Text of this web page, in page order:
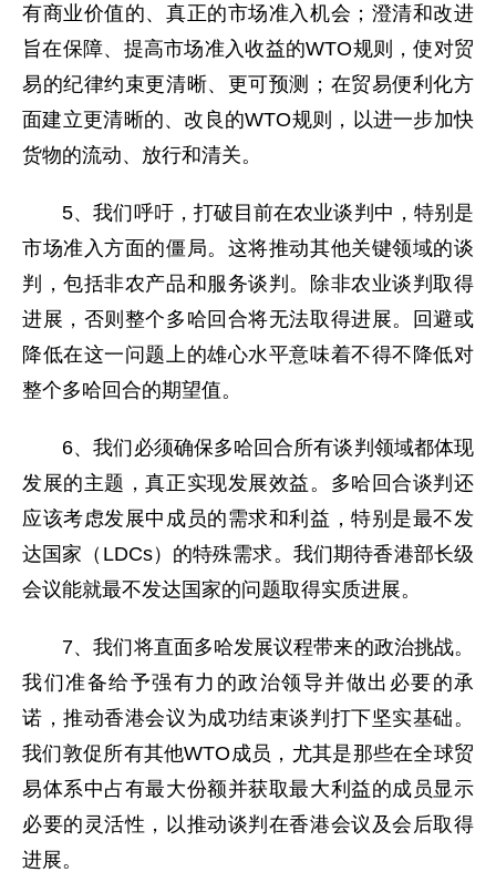
有商业价值的、真正的市场准入机会；澄清和改进
旨在保障、提高市场准入收益的WTO规则，使对贸
易的纪律约束更清晰、更可预测；在贸易便利化方
面建立更清晰的、改良的WTO规则，以进一步加快
货物的流动、放行和清关。
5、我们呼吁，打破目前在农业谈判中，特别是
市场准入方面的僵局。这将推动其他关键领域的谈
判，包括非农产品和服务谈判。除非农业谈判取得
进展，否则整个多哈回合将无法取得进展。回避或
降低在这一问题上的雄心水平意味着不得不降低对
整个多哈回合的期望值。
6、我们必须确保多哈回合所有谈判领域都体现
发展的主题，真正实现发展效益。多哈回合谈判还
应该考虑发展中成员的需求和利益，特别是最不发
达国家（LDCs）的特殊需求。我们期待香港部长级
会议能就最不发达国家的问题取得实质进展。
7、我们将直面多哈发展议程带来的政治挑战。
我们准备给予强有力的政治领导并做出必要的承
诺，推动香港会议为成功结束谈判打下坚实基础。
我们敦促所有其他WTO成员，尤其是那些在全球贸
易体系中占有最大份额并获取最大利益的成员显示
必要的灵活性，以推动谈判在香港会议及会后取得
进展。